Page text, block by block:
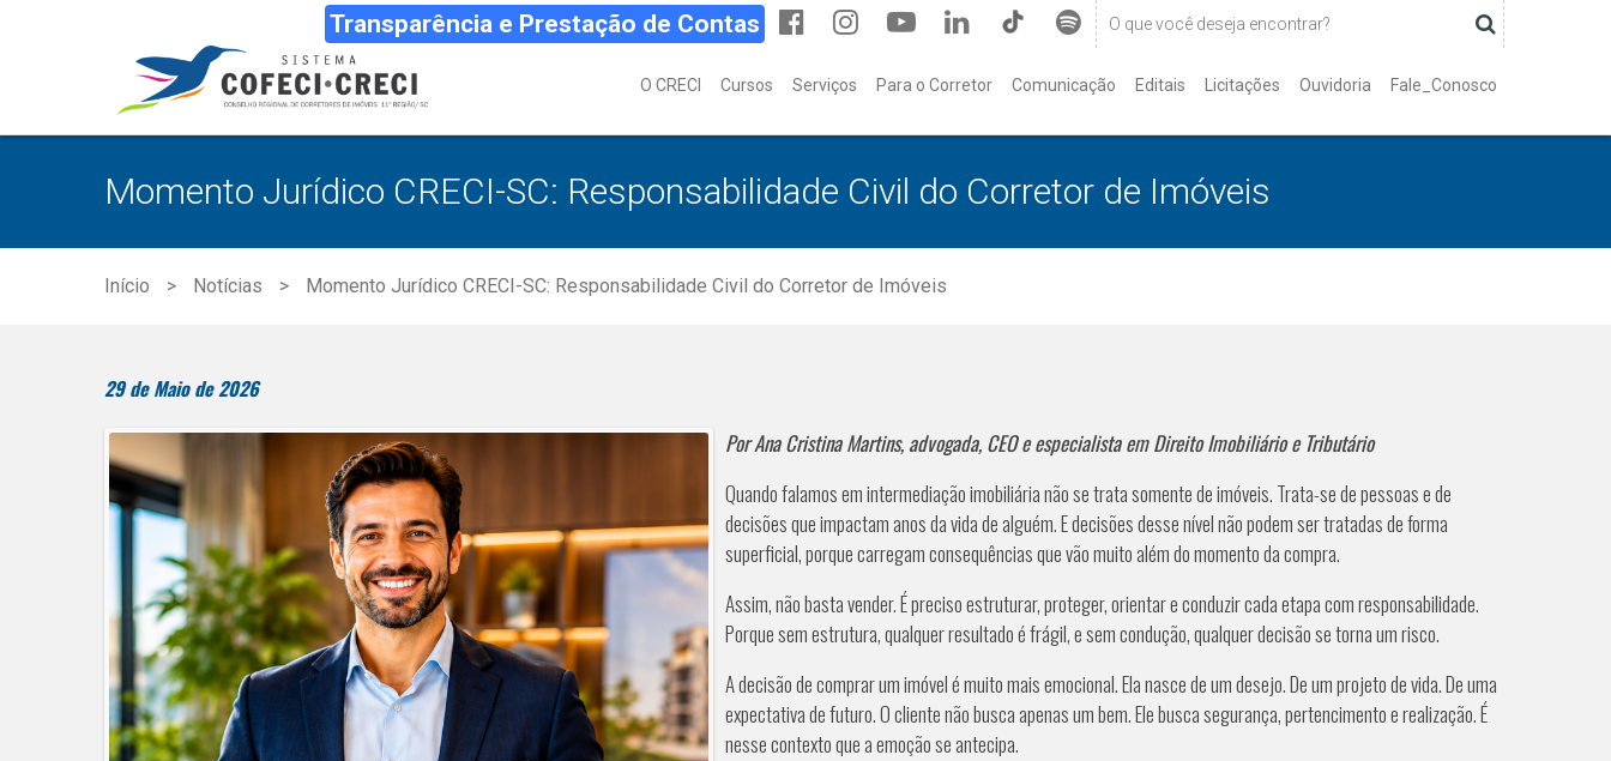
Transparência e Prestação de Contas
O CRECI Cursos Serviços Para o Corretor Comunicação Editais Licitações Ouvidoria Fale_Conosco
Momento Jurídico CRECI-SC: Responsabilidade Civil do Corretor de Imóveis
Início Notícias Momento Jurídico CRECI-SC: Responsabilidade Civil do Corretor de Imóveis
29 de Maio de 2026
Por Ana Cristina Martins, advogada, CEO e especialista em Direito Imobiliário e Tributário
Quando falamos em intermediação imobiliária não se trata somente de imóveis. Trata-se de pessoas e de
decisões que impactam anos da vida de alguém. E decisões desse nível não podem ser tratadas de forma
superficial, porque carregam consequências que vão muito além do momento da compra.
Assim, não basta vender. É preciso estruturar, proteger, orientar e conduzir cada etapa com responsabilidade.
Porque sem estrutura, qualquer resultado é frágil, e sem condução, qualquer decisão se torna um risco.
A decisão de comprar um imóvel é muito mais emocional. Ela nasce de um desejo. De um projeto de vida. De uma
expectativa de futuro. O cliente não busca apenas um bem. Ele busca segurança, pertencimento e realização. É
nesse contexto que a emoção se antecipa.